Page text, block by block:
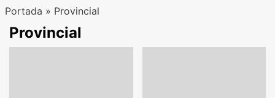
Portada » Provincial
Provincial